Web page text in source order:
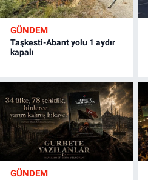
GÜNDEM
Taşkesti-Abant yolu 1 aydır
kapalı
GÜNDEM